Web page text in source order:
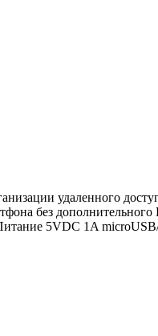
удаленного
без
5VDC 1A